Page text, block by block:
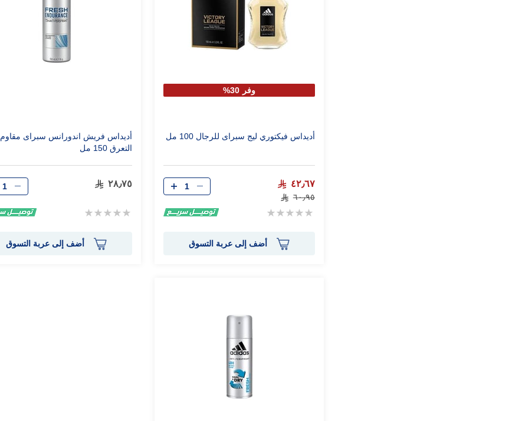
وفر 30%
أديداس فيكتوري ليج سبراى للرجال 100 مل
٤٢٫٦٧
٦٠٫٩٥
Rating:
الكمية
أضف إلى عربة التسوق
أديداس فريش اندورانس سبراى مقاوم
التعرق 150 مل
٢٨٫٧٥
Rating:
الكمية
أضف إلى عربة التسوق